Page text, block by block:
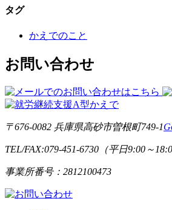
タグ
かえでのこと
お問い合わせ
〒676-0082 兵庫県高砂市曽根町749-1
TEL/FAX:079-451-6730（平日9:00～
事業所番号：2812100473